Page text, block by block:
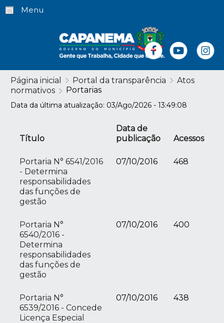
Menu
Página inicial Portal da transparência
Atos
normativos
Portarias
Data da última atualização: 03/Ago/2026 - 13:49:08
Título
Data de
publicação
Acessos
Portaria N° 6541/2016
- Determina
responsabilidades
das funções de
gestão
07/10/2016 468
Portaria N°
6540/2016 -
Determina
responsabilidades
das funções de
gestão
07/10/2016 400
Portaria N°
6539/2016 - Concede
Licença Especial
07/10/2016 438